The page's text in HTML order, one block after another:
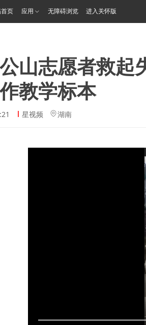
首页 应用 无障碍浏览 进入关怀版
山志愿者救起
教学标本
星视频 湖南